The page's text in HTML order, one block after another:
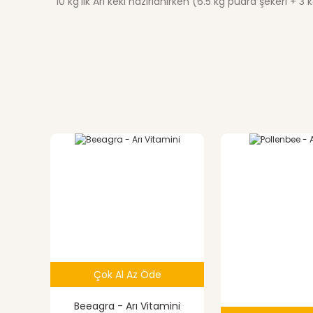
Bu ürünün fiyat bilgisi, resim, ürün açıklamalarında ve
Ürün açıklamasında eksik bilgiler bulunuyor.
Çok Al Az Öde
Beeagra - Arı Vitamini